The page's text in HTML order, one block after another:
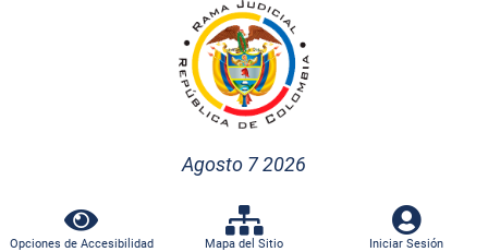
Agosto 7 2026
Opciones de Accesibilidad Mapa del Sitio Iniciar Sesión